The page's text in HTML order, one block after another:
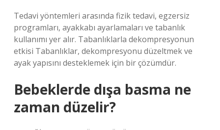
Tedavi yöntemleri arasında fizik tedavi, egzersiz
programları, ayakkabı ayarlamaları ve tabanlık
kullanımı yer alır. Tabanlıklarla dekompresyonun
etkisi Tabanlıklar, dekompresyonu düzeltmek ve
ayak yapısını desteklemek için bir çözümdür.
Bebeklerde dışa basma ne
zaman düzelir?